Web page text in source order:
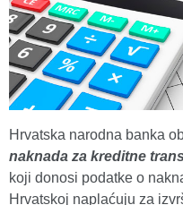
Hrvatska narodna banka
naknada za kreditne
koji donosi podatke o
Hrvatskoj naplaćuju za